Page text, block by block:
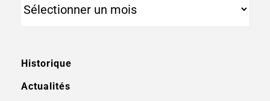
Historique
Actualités